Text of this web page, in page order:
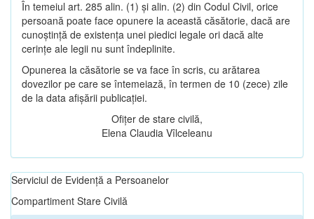
În temeiul art. 285 alin. (1) și alin. (2) din Codul Civil, orice
persoană poate face opunere la această căsătorie, dacă are
cunoștință de existența unei piedici legale ori dacă alte
cerințe ale legii nu sunt îndeplinite.
Opunerea la căsătorie se va face în scris, cu arătarea
dovezilor pe care se întemeiază, în termen de 10 (zece) zile
de la data afișării publicației.
Ofițer de stare civilă,
Elena Claudia Vîlceleanu
Serviciul de Evidență a Persoanelor
Compartiment Stare Civilă